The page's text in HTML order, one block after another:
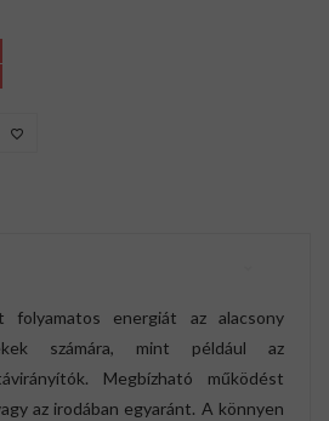
folyamatos energiát az alacsony
számára, mint például az
Megbízható működést
az irodában egyaránt. A könnyen